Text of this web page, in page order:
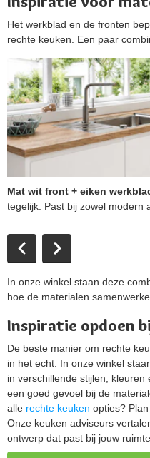
Het werkblad en de fronten
rechte keuken. Een paar
Mat wit front + eiken
tegelijk. Past bij zowel modern
In onze winkel staan deze
hoe de materialen
Inspiratie opdoen
De beste manier om rechte
in het echt. In onze winkel
in verschillende stijlen,
een goed gevoel bij de
alle rechte keuken opties?
Onze keuken adviseurs
ontwerp dat past bij jouw